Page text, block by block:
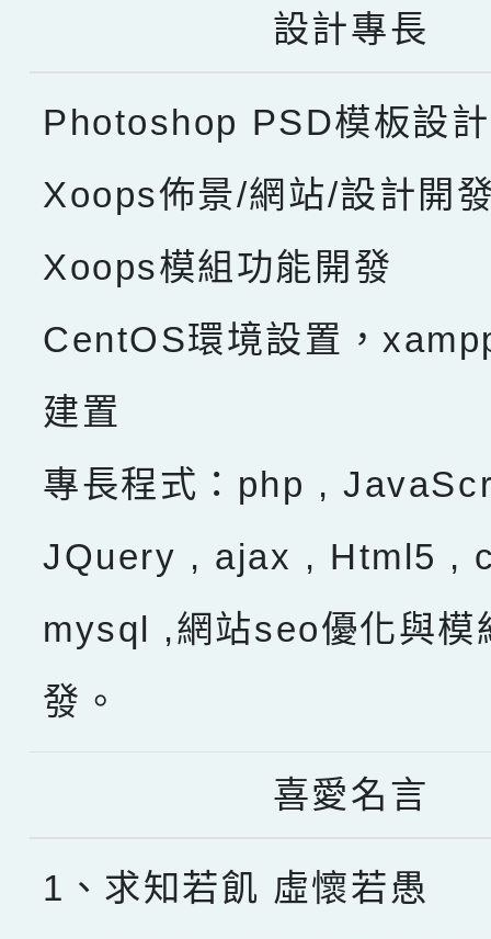
設計專長
Photoshop PSD模板設計
Xoops佈景/網站/設計開
Xoops模組功能開發
CentOS環境設置，
建置
專長程式：php ,
JQuery , ajax , Html5 ,
mysql ,網站seo優化與模
發。
喜愛名言
1、求知若飢 虛懷若愚